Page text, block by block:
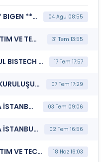
***PCS ** TRBNK ** AVHOL ** BIGEN ** FORMT ** KRTEK ** PASEU ** PRY ** TAE ** KATMR ** KTLEV ** BRKSN ** PKZ*** KAMUYU AYDINLATMA PLATFORMU (Kamuyu Aydınlatma Platformu Duyurusu) 04 Ağu 08:55
***BRKSN*** BERKOSAN YALITIM VE TECRİT MADDELERİ ÜRETİM VE TİCARET A.Ş. (Özel Durum Açıklaması (Genel)) 31 Tem 13:55
***BRKSN*** BORSA İSTANBUL BISTECH DEVRE KESİCİ UYGULAMASI (Pay Bazında Devre Kesici Bildirimi) 17 Tem 17:57
***BRKSN*** MERKEZİ KAYIT KURULUŞU A.Ş. (Pay Mali Hak Kullanım İşlemi - Nakit Ödeme) 07 Tem 17:29
***ISGSY ** BRKSN*** BORSA İSTANBUL A.Ş. (BISTECH Pay Piyasası Alım Satım Sistemi Duyurusu) 03 Tem 09:06
***ISGSY ** BRKSN*** BORSA İSTANBUL A.Ş. (Hak Kullanımı) 02 Tem 16:56
***BRKSN*** BERKOSAN YALITIM VE TECRİT MADDELERİ ÜRETİM VE TİCARET A.Ş. (Bağımsız Denetim Kuruluşunun Belirlenmesi) 18 Haz 16:03